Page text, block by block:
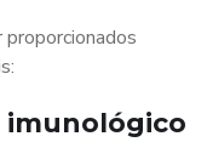
imunológico